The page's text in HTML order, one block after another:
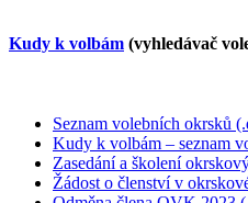
Kudy k volbám (vyhledávač
Seznam volebních okrsků
Kudy k volbám – seznam
Zasedání a školení
Žádost o členství v